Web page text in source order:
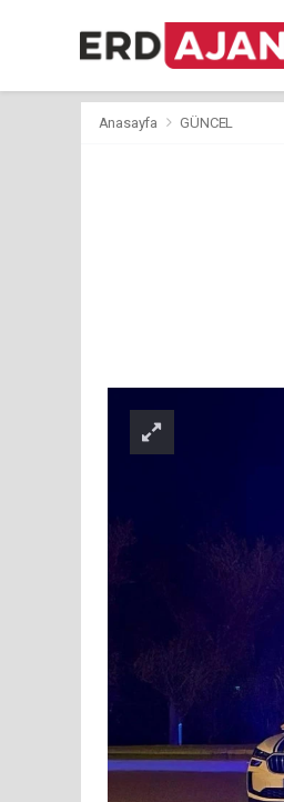
Anasayfa GÜNCEL